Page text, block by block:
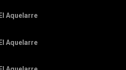
El Aquelarre
Aquelarre